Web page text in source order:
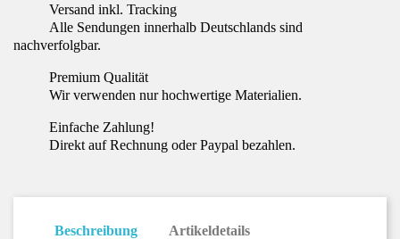
Versand inkl. Tracking
Alle Sendungen innerhalb Deutschlands sind
nachverfolgbar.
Premium Qualität
Wir verwenden nur hochwertige Materialien.
Einfache Zahlung!
Direkt auf Rechnung oder Paypal bezahlen.
Beschreibung Artikeldetails